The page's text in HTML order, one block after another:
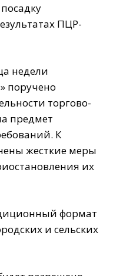
ПЦР-
недели
поручено
торгово-
предмет
К
жесткие меры
их
формат
и сельских